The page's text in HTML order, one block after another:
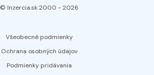
© Inzercia.sk 2000 -2026
Všeobecné podmienky
Ochrana osobných údajov
Podmienky pridávania